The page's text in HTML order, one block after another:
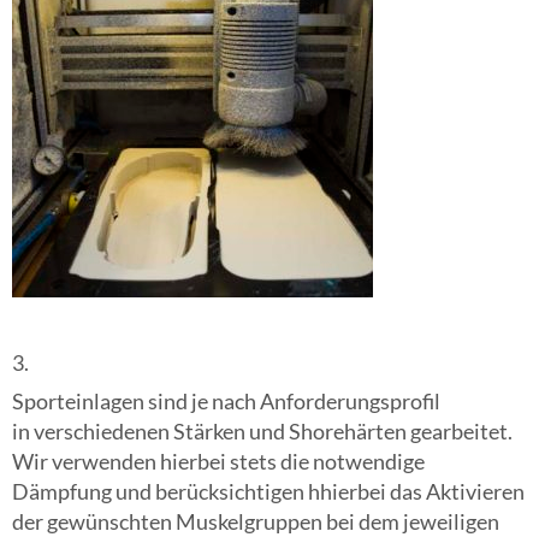
3.
Sporteinlagen sind je nach Anforderungsprofil
in verschiedenen Stärken und Shorehärten gearbeitet.
Wir verwenden hierbei stets die notwendige
Dämpfung und berücksichtigen hhierbei das Aktivieren
der gewünschten Muskelgruppen bei dem jeweiligen